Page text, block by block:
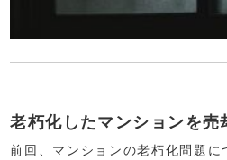
老朽化したマンションを売
前回、マンションの老朽化問題